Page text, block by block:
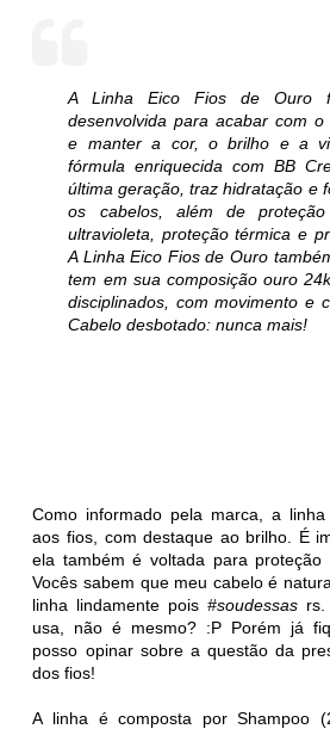
A Linha Eico Fios de Ouro
desenvolvida para acabar com o
e manter a cor, o brilho e a
fórmula enriquecida com BB
última geração, traz hidratação e
os cabelos, além de
ultravioleta, proteção térmica e
A Linha Eico Fios de Ouro
tem em sua composição ouro
disciplinados, com movimento e
Cabelo desbotado: nunca mais!
Como informado pela marca, a
aos fios, com destaque ao brilho. É
ela também é voltada para proteção
Vocês sabem que meu cabelo é
linha lindamente pois#soudessas
usa, não é mesmo? :P Porém já
posso opinar sobre a questão da
dos fios!
A linha é composta por Shampoo